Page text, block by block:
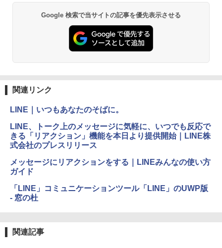
￥1,600
Microsoft Office Home & Business 202
4(最新 永続版)|オンラインコード版|Wind
ows11、10/mac対応|PC2台
定バーチャルアイテムを含む】 【オンラ
インゲームコード】 ロブロックス | オン
ラインコード版
￥3,200
Windows版 | Minecraft (マインクラフ
ンコード版
ClaudeCode いちばんやさしい 教科書:
方 マニュアル AI副業にもコンテンツ作成
にもKindle出版にも！ 非エンジニアのた
めのAIコーディング入門シリーズ
￥1,292
FM TOWNS ハイパー・カタログ: 本体ハ
ードウェア・市販ソフトウェアのパーフ
￥1,600
￥16,980
Kindle Paperwhite シグニチャーエディ
ション (32GB) 7インチディスプレイ、明
Amazon Kindle Colorsoft | 16GBストレ
ージ、防水、7インチカラーディスプレ
イ、色調調節ライト、最大8週間持続バッ
テリー、広告無し、ブラック (2025年発
Google 検索で当サイトの記事を優先表示させる
関連リンク
LINE｜いつもあなたのそばに。
LINE、トーク上のメッセージに気軽に、いつでも反応で
きる「リアクション」機能を本日より提供開始｜LINE株
式会社のプレスリリース
メッセージにリアクションをする｜LINEみんなの使い方
ガイド
「LINE」コミュニケーションツール「LINE」のUWP版
- 窓の杜
関連記事